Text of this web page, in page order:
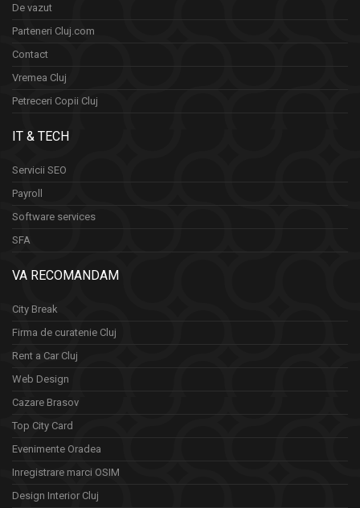
De vazut
Parteneri Cluj.com
Contact
Vremea Cluj
Petreceri Copii Cluj
IT & TECH
Servicii SEO
Payroll
Software services
SFA
VA RECOMANDAM
City Break
Firma de curatenie Cluj
Rent a Car Cluj
Web Design
Cazare Brasov
Top City Card
Evenimente Oradea
Inregistrare marci OSIM
Design Interior Cluj